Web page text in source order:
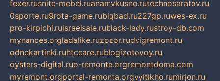
fexer.rusnite-mebel.ruanamvkusno.rutechnosaratov.ru
0sporte.ru9rota-game.rubigbad.ru227gp.ruwes-ex.ru
pro-kirpichi.ruisraelsale.rublack-lady.rustroy-db.com
mynances.orgladalike.ruzozor.rudvigremont.ru
odnokartinki.ruhtccare.rublogizotovoy.ru
oysters-digital.ruo-remonte.orgremontdoma.com
myremont.orgportal-remonta.orgvyitikho.rumirjon.ru